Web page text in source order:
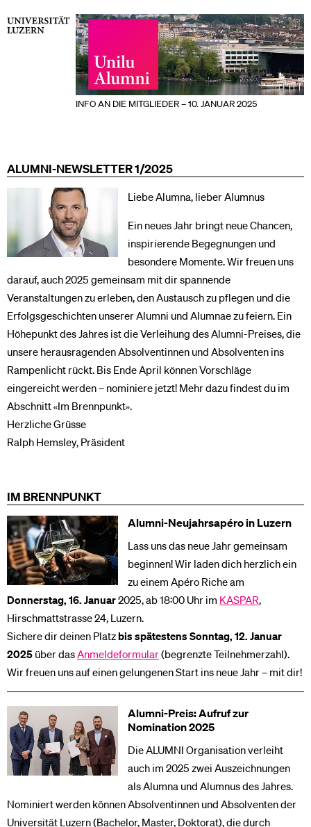
INFO AN DIE MITGLIEDER – 10. JANUAR 2025
ALUMNI-NEWSLETTER 1/2025
Liebe Alumna, lieber Alumnus
Ein neues Jahr bringt neue Chancen,
inspirierende Begegnungen und
besondere Momente. Wir freuen uns
darauf, auch 2025 gemeinsam mit dir spannende
Veranstaltungen zu erleben, den Austausch zu pflegen und die
Erfolgsgeschichten unserer Alumni und Alumnae zu feiern. Ein
Höhepunkt des Jahres ist die Verleihung des Alumni-Preises, die
unsere herausragenden Absolventinnen und Absolventen ins
Rampenlicht rückt. Bis Ende April können Vorschläge
eingereicht werden – nominiere jetzt! Mehr dazu findest du im
Abschnitt «Im Brennpunkt».
Herzliche Grüsse
Ralph Hemsley, Präsident
IM BRENNPUNKT
Alumni-Neujahrsapéro in Luzern
Lass uns das neue Jahr gemeinsam
beginnen! Wir laden dich herzlich ein
zu einem Apéro Riche am
Donnerstag, 16. Januar2025, ab 18:00 Uhr im KASPAR,
Hirschmattstrasse 24, Luzern.
Sichere dir deinen Platzbis spätestens Sonntag, 12. Januar
2025 über dasAnmeldeformular(begrenzte Teilnehmerzahl).
Wir freuen uns auf einen gelungenen Start ins neue Jahr – mit dir!
Alumni-Preis: Aufruf zur
Nomination 2025
Die ALUMNI Organisation verleiht
auch im 2025 zwei Auszeichnungen
als Alumna und Alumnus des Jahres.
Nominiert werden können Absolventinnen und Absolventen der
Universität Luzern (Bachelor, Master, Doktorat), die durch